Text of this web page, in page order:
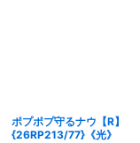
ポプポプ守るナウ【R】
{26RP213/77}《光》